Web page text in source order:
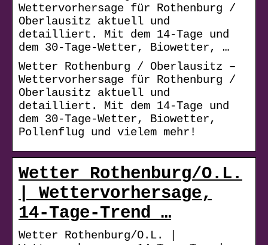
Wettervorhersage für Rothenburg /
Oberlausitz aktuell und
detailliert. Mit dem 14-Tage und
dem 30-Tage-Wetter, Biowetter, …
Wetter Rothenburg / Oberlausitz –
Wettervorhersage für Rothenburg /
Oberlausitz aktuell und
detailliert. Mit dem 14-Tage und
dem 30-Tage-Wetter, Biowetter,
Pollenflug und vielem mehr!
Wetter Rothenburg/O.L.
| Wettervorhersage,
14-Tage-Trend …
Wetter Rothenburg/O.L. |